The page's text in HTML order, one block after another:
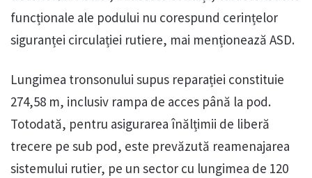
funcționale ale podului nu corespund cerințelor
siguranței circulației rutiere, mai menționează ASD.
Lungimea tronsonului supus reparației constituie
274,58 m, inclusiv rampa de acces până la pod.
Totodată, pentru asigurarea înălțimii de liberă
trecere pe sub pod, este prevăzută reamenajarea
sistemului rutier, pe un sector cu lungimea de 120